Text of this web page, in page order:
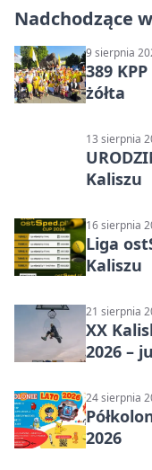
Nadchodzące
9 sierpnia
389
żółta
13 sierpnia
Kaliszu
16 sierpnia
Liga
Kaliszu
21 sierpnia
XX
2026 –
24 sierpnia
2026